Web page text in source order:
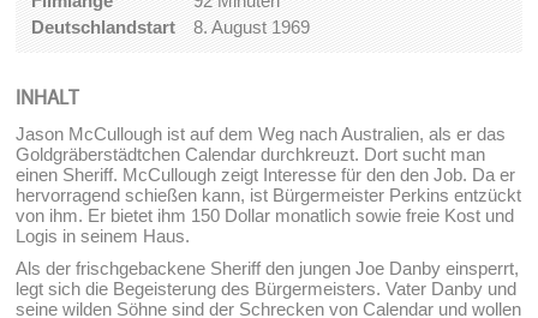
Deutschlandstart
8. August 1969
INHALT
Jason McCullough ist auf dem Weg nach Australien, als er das
Goldgräberstädtchen Calendar durchkreuzt. Dort sucht man
einen Sheriff. McCullough zeigt Interesse für den den Job. Da er
hervorragend schießen kann, ist Bürgermeister Perkins entzückt
von ihm. Er bietet ihm 150 Dollar monatlich sowie freie Kost und
Logis in seinem Haus.
Als der frischgebackene Sheriff den jungen Joe Danby einsperrt,
legt sich die Begeisterung des Bürgermeisters. Vater Danby und
seine wilden Söhne sind der Schrecken von Calendar und wollen